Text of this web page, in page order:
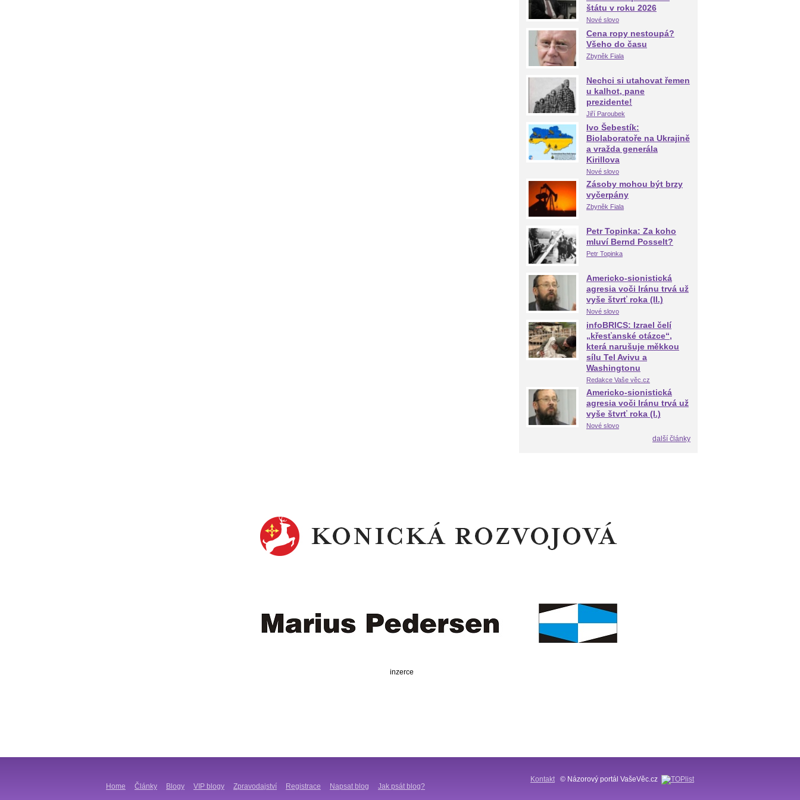
štátu v roku 2026
Nové slovo
Cena ropy nestoupá?
Všeho do času
Zbyněk Fiala
Nechci si utahovat řemen
u kalhot, pane
prezidente!
Jiří Paroubek
Ivo Šebestík:
Biolaboratoře na Ukrajině
a vražda generála
Kirillova
Nové slovo
Zásoby mohou být brzy
vyčerpány
Zbyněk Fiala
Petr Topinka: Za koho
mluví Bernd Posselt?
Petr Topinka
Americko-sionistická
agresia voči Iránu trvá už
vyše štvrť roka (II.)
Nové slovo
infoBRICS: Izrael čelí
„křesťanské otázce“,
která narušuje měkkou
sílu Tel Avivu a
Washingtonu
Redakce Vaše věc.cz
Americko-sionistická
agresia voči Iránu trvá už
vyše štvrť roka (I.)
Nové slovo
další články
inzerce
Home Články Blogy VIP blogy Zpravodajství Registrace Napsat blog Jak psát blog?
Kontakt © Názorový portál VašeVěc.cz